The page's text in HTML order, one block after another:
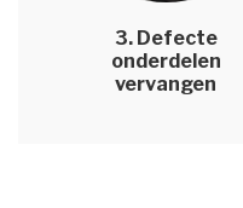
3. Defecte
onderdelen
vervangen